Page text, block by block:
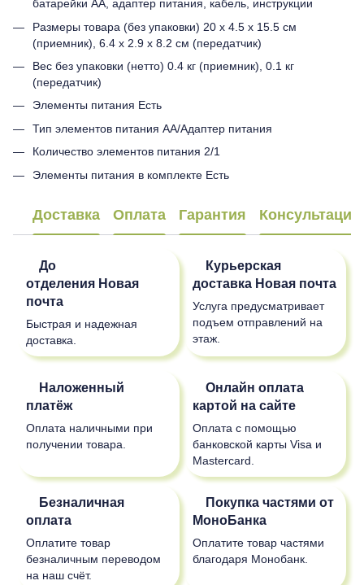
батарейки АА, адаптер питания, кабель, инструкции
Размеры товара (без упаковки) 20 х 4.5 х 15.5 см
(приемник), 6.4 x 2.9 x 8.2 см (передатчик)
Вес без упаковки (нетто) 0.4 кг (приемник), 0.1 кг
(передатчик)
Элементы питания Есть
Тип элементов питания АА/Адаптер питания
Количество элементов питания 2/1
Элементы питания в комплекте Есть
Доставка Оплата Гарантия Консультация
До
отделения Новая
почта
Быстрая и надежная
доставка.
Курьерская
доставка Новая почта
Услуга предусматривает
подъем отправлений на
этаж.
Наложенный
платёж
Оплата наличными при
получении товара.
Онлайн оплата
картой на сайте
Оплата с помощью
банковской карты Visa и
Mastercard.
Безналичная
оплата
Оплатите товар
безналичным переводом
на наш счёт.
Покупка частями от
МоноБанка
Оплатите товар частями
благодаря Монобанк.